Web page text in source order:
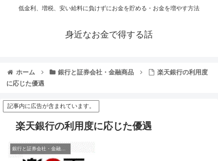
低金利、増税、安い給料に負けずにお金を貯める・お金を増やす方法
身近なお金で得する話
ホーム 銀行と証券会社・金融商品
楽天銀行の利用度
に応じた優遇
記事内に広告が含まれています。
楽天銀行の利用度に応じた優遇